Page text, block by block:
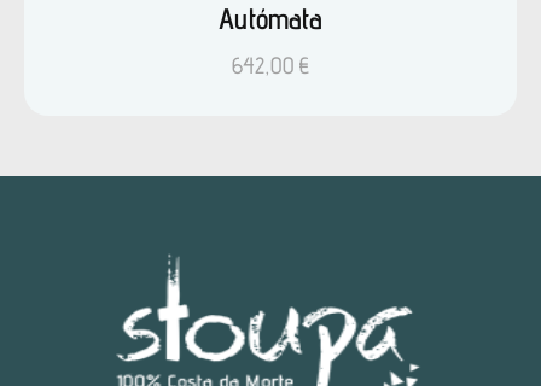
Autómata
642,00€